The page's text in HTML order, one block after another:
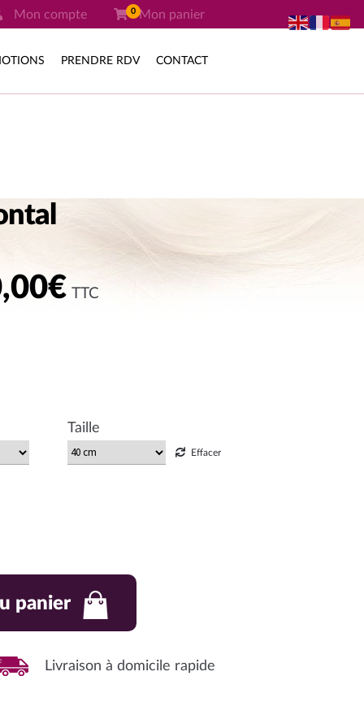
Mon compte 0 Mon panier
PRENDRE RDV CONTACT
€Plage
330,00€
TTC
Taille
Effacer
panier
Livraison à domicile rapide